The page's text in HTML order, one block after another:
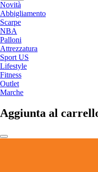
Novità
Abbigliamento
Scarpe
NBA
Palloni
Attrezzatura
Sport US
Lifestyle
Fitness
Outlet
Marche
Aggiunta al